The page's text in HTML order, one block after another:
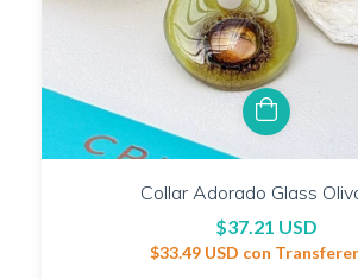
Collar Adorado Glass
$37.21 USD
$33.49 USD con